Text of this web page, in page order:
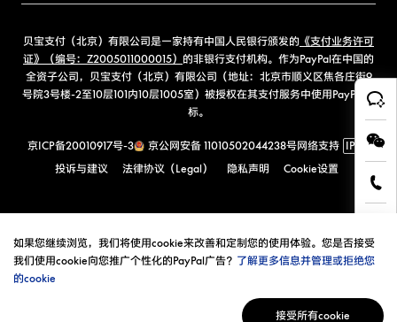
贝宝支付（北京）有限公司是一家持有中国人民银行颁发的 《支付业务许可
证》（编号：Z2005011000015） 的非银行支付机构。作为PayPal在中国的
全资子公司，贝宝支付（北京）有限公司（地址：北京市顺义区焦各庄街9
号院3号楼-2至10层101内10层1005室）被授权在其支付服务中使用PayPal商
标。
京ICP备20010917号-3 京公网安备 11010502044238号网络支持 IPv6
投诉与建议
法律协议（Legal） 隐私声明 Cookie设置
如果您继续浏览，我们将使用cookie来改善和定制您的使用体验。您是否接受
我们使用cookie向您推广个性化的PayPal广告？ 了解更多信息并管理或拒绝您
的cookie
接受所有cookie